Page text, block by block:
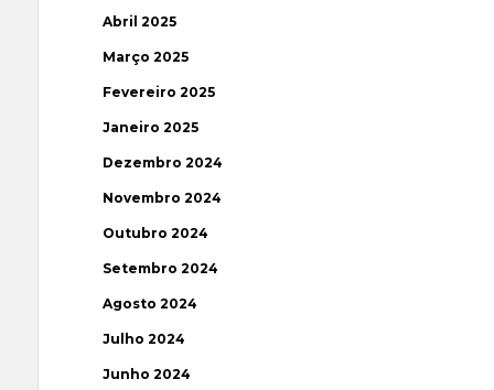
Abril 2025
Março 2025
Fevereiro 2025
Janeiro 2025
Dezembro 2024
Novembro 2024
Outubro 2024
Setembro 2024
Agosto 2024
Julho 2024
Junho 2024